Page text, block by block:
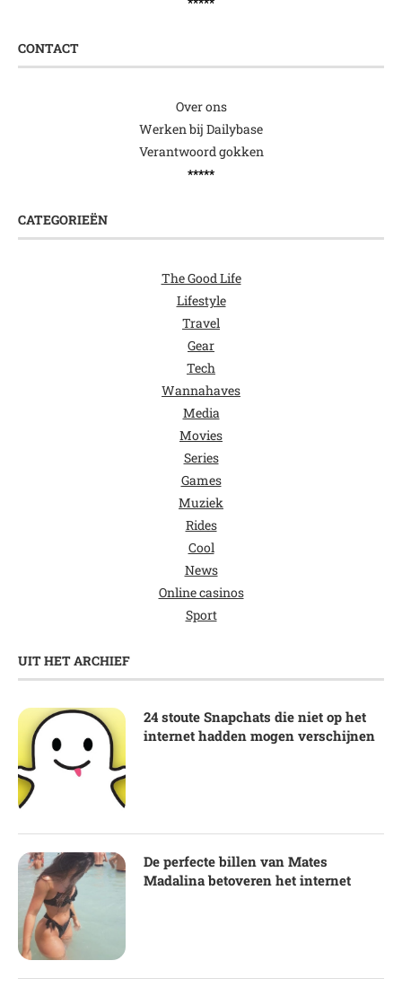
CONTACT
Over ons
Werken bij Dailybase
Verantwoord gokken
*****
CATEGORIEËN
The Good Life
Lifestyle
Travel
Gear
Tech
Wannahaves
Media
Movies
Series
Games
Muziek
Rides
Cool
News
Online casinos
Sport
UIT HET ARCHIEF
24 stoute Snapchats die niet op het
internet hadden mogen verschijnen
De perfecte billen van Mates
Madalina betoveren het internet